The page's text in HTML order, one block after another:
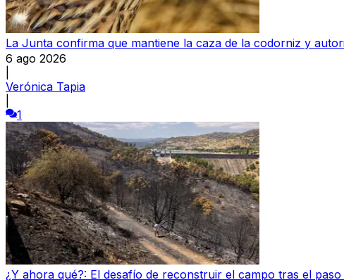
La Junta confirma que mantiene la caza de la codorniz y
6 ago 2026
Verónica Tapia
1
¿Y ahora qué?: El desafío de reconstruir el campo tras el